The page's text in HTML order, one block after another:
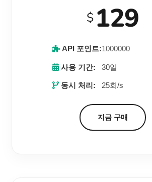
$ 129
API 포인트:1000000
사용 기간: 30일
동시 처리: 25회/s
지금 구매